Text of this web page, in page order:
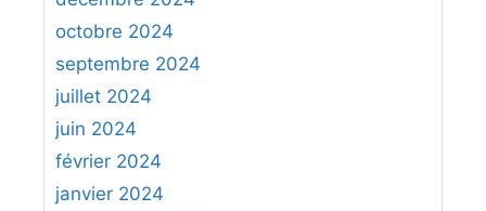
octobre 2024
septembre 2024
juillet 2024
juin 2024
février 2024
janvier 2024